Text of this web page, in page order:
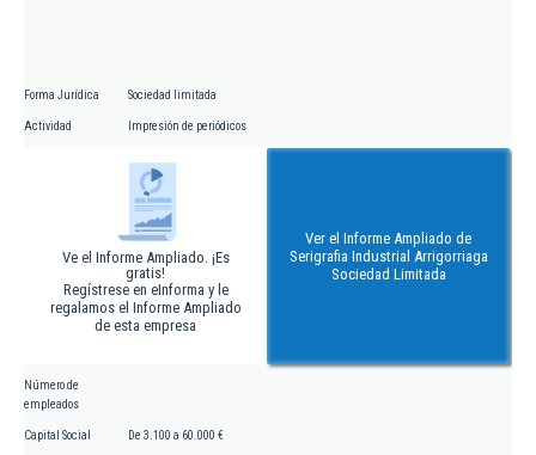
Forma Jurídica Sociedad limitada
Actividad Impresión de periódicos
Ve el Informe Ampliado. ¡Es
gratis!
Regístrese en eInforma y le
regalamos el Informe Ampliado
de esta empresa
Ver el Informe Ampliado de
Serigrafia Industrial Arrigorriaga
Sociedad Limitada
Número de
empleados
Capital Social De 3.100 a 60.000 €